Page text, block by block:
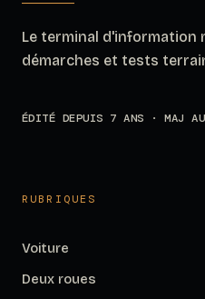
Le terminal d'information
démarches et tests
ÉDITÉ DEPUIS 7 ANS · MAJ
RUBRIQUES
Voiture
Deux roues